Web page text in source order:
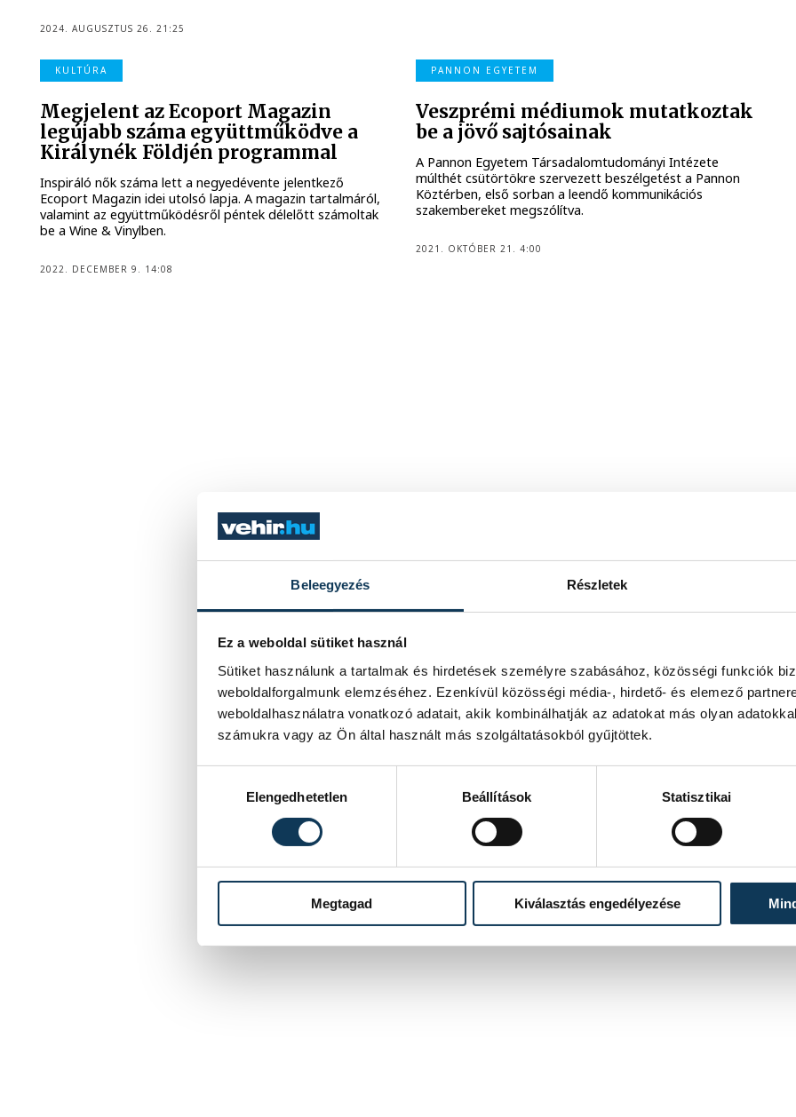
Beleegyezés Részletek
Ez a weboldal sütiket használ
Sütiket használunk a tartalmak és hirdetések személyre szabásához, közösségi funkciók
weboldalforgalmunk elemzéséhez. Ezenkívül közösségi média-, hirdető- és elemező
weboldalhasználatra vonatkozó adatait, akik kombinálhatják az adatokat más olyan
számukra vagy az Ön által használt más szolgáltatásokból gyűjtöttek.
Elengedhetetlen
Beállítások Statisztikai
Megtagad Kiválasztás engedélyezése
2024. AUGUSZTUS 26. 21:25
KULTÚRA
Megjelent az Ecoport Magazin
legújabb száma együttműködve a
Királynék Földjén programmal
Inspiráló nők száma lett a negyedévente jelentkező
Ecoport Magazin idei utolsó lapja. A magazin tartalmáról,
valamint az együttműködésről péntek délelőtt számoltak
be a Wine & Vinylben.
2022. DECEMBER 9. 14:08
PANNON EGYETEM
Veszprémi médiumok mutatkoztak
be a jövő sajtósainak
A Pannon Egyetem Társadalomtudományi Intézete
múlthét csütörtökre szervezett beszélgetést a Pannon
Köztérben, első sorban a leendő kommunikációs
szakembereket megszólítva.
2021. OKTÓBER 21. 4:00